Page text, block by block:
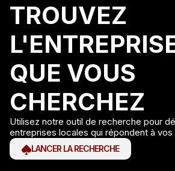
TROUVEZ
QUE VOUS
CHERCHEZ
Utilisez notre outil de recherche pour
entreprises locales qui répondent à vos
LANCER LA RECHERCHE